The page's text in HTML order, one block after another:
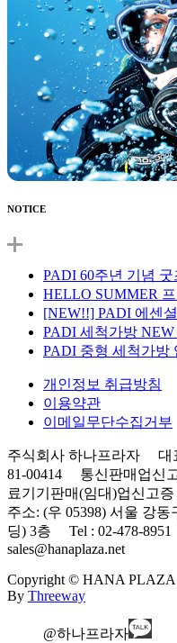
NOTICE
PADI 60주년 기념
HELLO SUMMER
[NEW!!] PADI 에센
PADI 세척가방 NEW
PADI 중형 세척가방
개인정보 취급방침
이용약관
이메일무단수집거부
주식회사 하나프라자 대
81-00414 통신판매업신
료기기판매(임대)업신고증
주소: (우 05398) 서울 강
딩) 3층 Tel : 02-478-
sales@hanaplaza.net
Copyright © HANA PLAZA
By Threeway
@하나프라자